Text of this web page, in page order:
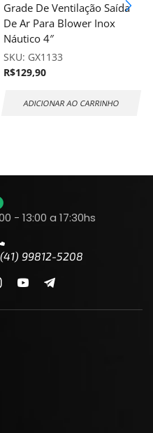
Grade De Ventilação Saída
De Ar Para Blower Inox
Náutico 4″
SKU: GX1133
R$129,90
ADICIONAR AO CARRINHO
- 13:00 a 17:30hs
99812-5208